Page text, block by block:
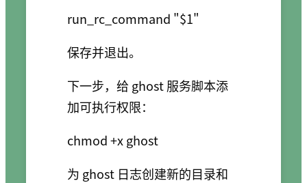
保存并退出。
下一步，给 ghost 服务脚本添
加可执行权限：
为 ghost 日志创建新的目录和